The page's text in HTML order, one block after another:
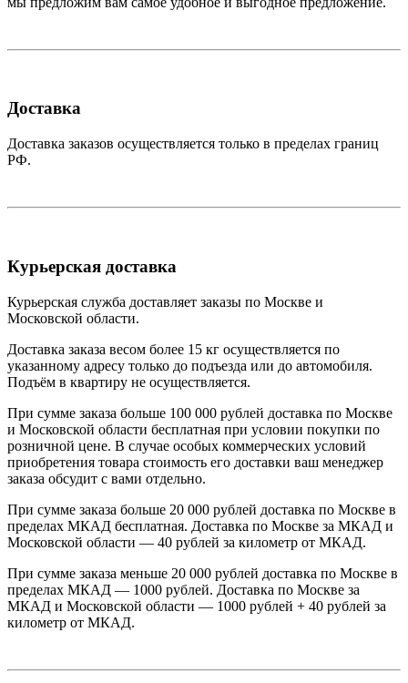
Доставка
Доставка заказов осуществляется только в пределах границ
РФ.
Курьерская доставка
Курьерская служба доставляет заказы по Москве и
Московской области.
Доставка заказа весом более 15 кг осуществляется по
указанному адресу только до подъезда или до автомобиля.
Подъём в квартиру не осуществляется.
При сумме заказа больше 100 000 рублей доставка по Москве
и Московской области бесплатная при условии покупки по
розничной цене. В случае особых коммерческих условий
приобретения товара стоимость его доставки ваш менеджер
заказа обсудит с вами отдельно.
При сумме заказа больше 20 000 рублей доставка по Москве в
пределах МКАД бесплатная. Доставка по Москве за МКАД и
Московской области — 40 рублей за километр от МКАД.
При сумме заказа меньше 20 000 рублей доставка по Москве в
пределах МКАД — 1000 рублей. Доставка по Москве за
МКАД и Московской области — 1000 рублей + 40 рублей за
километр от МКАД.